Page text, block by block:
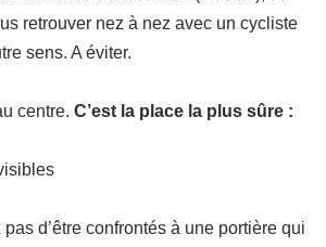
retrouver nez à nez avec un cycliste
sens. A éviter.
centre. C’est la place la plus sûre :
d’être confrontés à une portière qui